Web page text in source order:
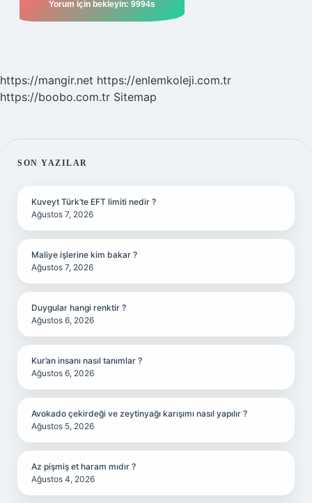
https://mangir.net https://enlemkoleji.com.tr
https://boobo.com.tr Sitemap
SIDEBAR
SON YAZILAR
Kuveyt Türk’te EFT limiti nedir ?
Ağustos 7, 2026
Maliye işlerine kim bakar ?
Ağustos 7, 2026
Duygular hangi renktir ?
Ağustos 6, 2026
Kur’an insanı nasıl tanımlar ?
Ağustos 6, 2026
Avokado çekirdeği ve zeytinyağı karışımı nasıl yapılır ?
Ağustos 5, 2026
Az pişmiş et haram mıdır ?
Ağustos 4, 2026